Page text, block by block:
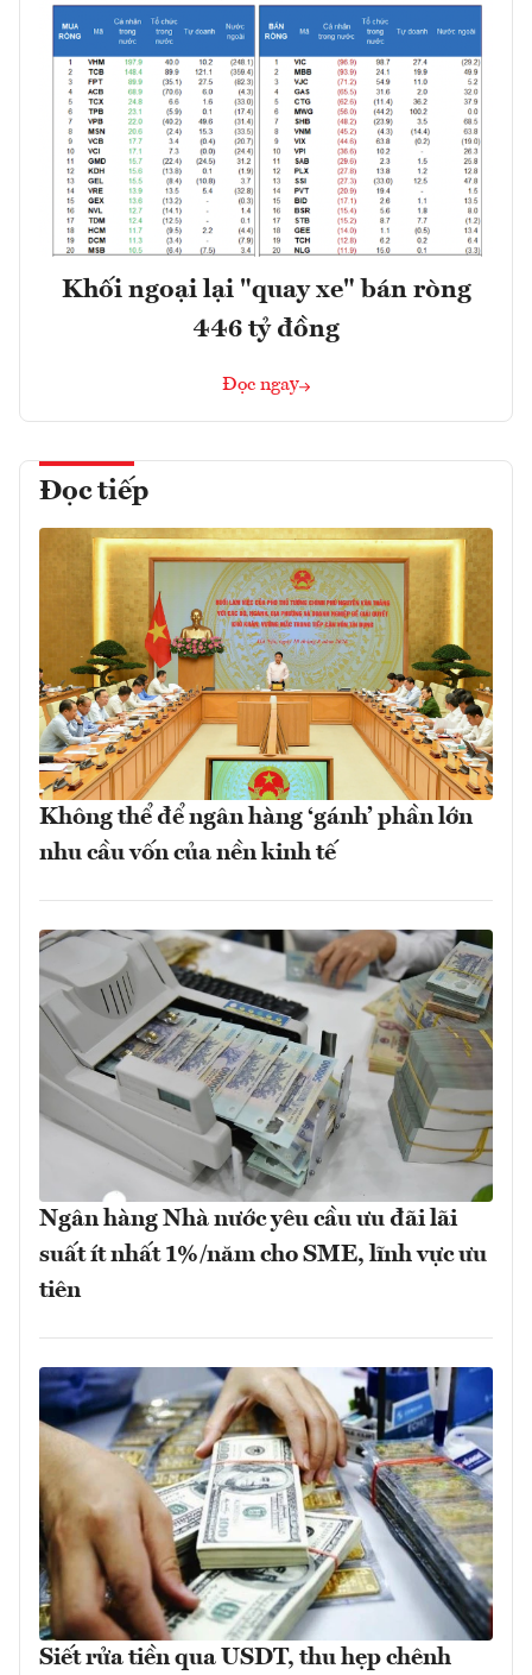
Khối ngoại lại "quay xe" bán ròng
446 tỷ đồng
Đọc ngay
Đọc tiếp
Không thể để ngân hàng ‘gánh’ phần lớn
nhu cầu vốn của nền kinh tế
Ngân hàng Nhà nước yêu cầu ưu đãi lãi
suất ít nhất 1%/năm cho SME, lĩnh vực ưu
tiên
Siết rửa tiền qua USDT, thu hẹp chênh